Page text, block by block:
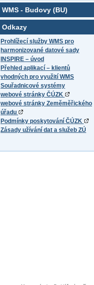
WMS - Budovy (BU)
Odkazy
Prohlížecí služby WMS pro
harmonizované datové sady
INSPIRE – úvod
Přehled aplikací – klientů
vhodných pro využití WMS
Souřadnicové systémy
webové stránky ČÚZK
webové stránky Zeměměřického
úřadu
Podmínky poskytování ČÚZK
Zásady užívání dat a služeb ZÚ